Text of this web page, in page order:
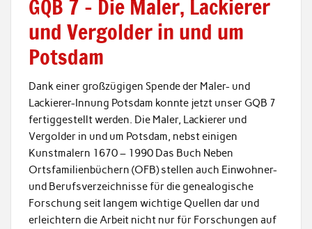
GQB 7 – Die Maler, Lackierer
und Vergolder in und um
Potsdam
Dank einer großzügigen Spende der Maler- und
Lackierer-Innung Potsdam konnte jetzt unser GQB 7
fertiggestellt werden. Die Maler, Lackierer und
Vergolder in und um Potsdam, nebst einigen
Kunstmalern 1670 – 1990 Das Buch Neben
Ortsfamilienbüchern (OFB) stellen auch Einwohner-
und Berufsverzeichnisse für die genealogische
Forschung seit langem wichtige Quellen dar und
erleichtern die Arbeit nicht nur für Forschungen auf